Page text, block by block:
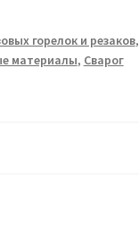
горелок и резаков,
материалы, Сварог